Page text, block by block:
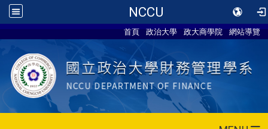
NCCU
首頁 政治大學 政大商學院 網站導覽